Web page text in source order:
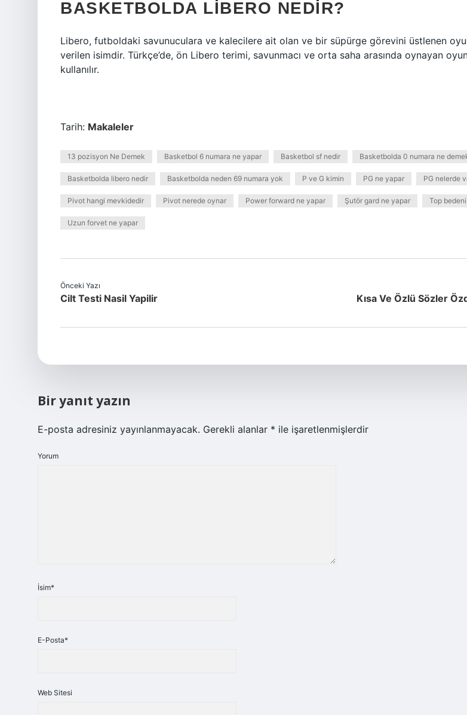
BASKETBOLDA LIBERO NEDIR?
Libero, futboldaki savunuculara ve kalecilere ait olan ve bir süpürge görevini üstlenen
verilen isimdir. Türkçe’de, ön Libero terimi, savunmacı ve orta saha arasında oynayan
kullanılır.
Tarih: Makaleler
13 pozisyon Ne Demek Basketbol 6 numara ne yapar Basketbol sf nedir Basketbolda 0 numara ne
Basketbolda libero nedir Basketbolda neden 69 numara yok P ve G kimin PG ne yapar PG nelerde
Pivot hangi mevkidedir Pivot nerede oynar Power forward ne yapar Şutör gard ne yapar Top
Uzun forvet ne yapar
Önceki Yazı
Cilt Testi Nasil Yapilir Kısa Ve Özlü Sözler
Bir yanıt yazın
E-posta adresiniz yayınlanmayacak. Gerekli alanlar * ile işaretlenmişlerdir
Yorum
İsim*
E-Posta*
Web Sitesi